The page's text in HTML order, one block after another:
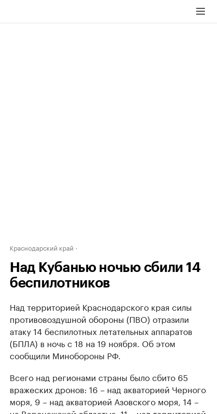
Краснодарский край
Над Кубанью ночью сбили 14
беспилотников
Над территорией Краснодарского края силы
противовоздушной обороны (ПВО) отразили
атаку 14 беспилотных летательных аппаратов
(БПЛА) в ночь с 18 на 19 ноября. Об этом
сообщили Минобороны РФ.
Всего над регионами страны было сбито 65
вражеских дронов: 16 – над акваторией Черного
моря, 9 – над акваторией Азовского моря, 14 –